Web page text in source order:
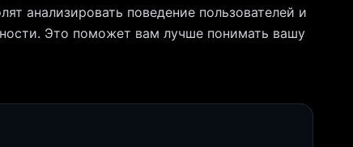
анализировать поведение пользователей и
Это поможет вам лучше понимать вашу